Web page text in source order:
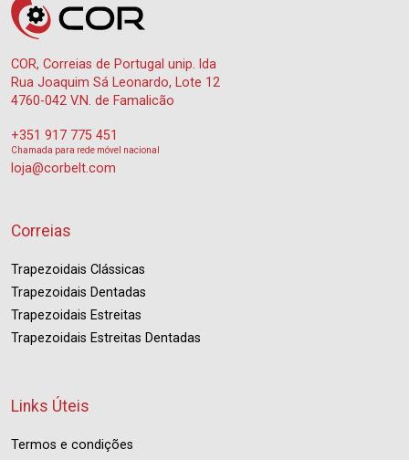
COR, Correias de Portugal unip. lda
Rua Joaquim Sá Leonardo, Lote 12
4760-042 V.N. de Famalicão
+351 917 775 451
Chamada para rede móvel nacional
loja@corbelt.com
Correias
Trapezoidais Clássicas
Trapezoidais Dentadas
Trapezoidais Estreitas
Trapezoidais Estreitas Dentadas
Links Úteis
Termos e condições